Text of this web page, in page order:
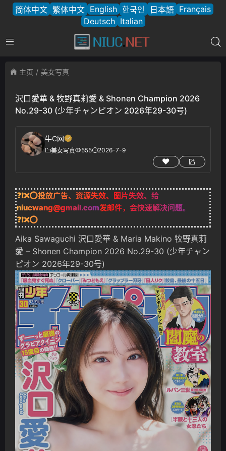
简体中文 繁体中文 English 한국인 日本語 Français
Deutsch Italian
主页 美女写真
沢口愛華 & 牧野真莉愛 & Shonen Champion 2026
No.29-30 (少年チャンピオン 2026年29-30号)
牛C网
美女写真 555 2026-7-9
❓❗❌⭕投放广告、资源失效、图片失效、给
niucwang@gmail.com发邮件，会快速解决问题。
❓❗❌⭕
Aika Sawaguchi 沢口愛華 & Maria Makino 牧野真莉
愛 – Shonen Champion 2026 No.29-30 (少年チャン
ピオン 2026年29-30号)